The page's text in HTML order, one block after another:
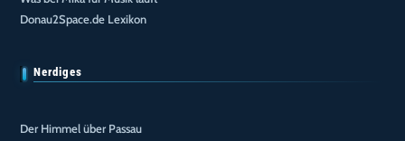
Donau2Space.de Lexikon
Nerdiges
Der Himmel über Passau